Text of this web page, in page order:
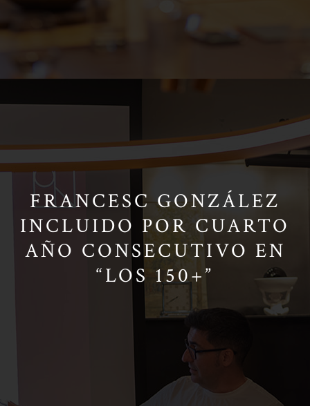
FRANCESC GONZÁLEZ
INCLUIDO POR CUARTO
AÑO CONSECUTIVO EN
“LOS 150+”